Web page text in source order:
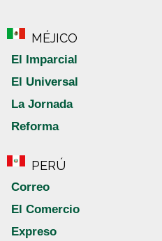
MÉJICO
El Imparcial
El Universal
La Jornada
Reforma
PERÚ
Correo
El Comercio
Expreso